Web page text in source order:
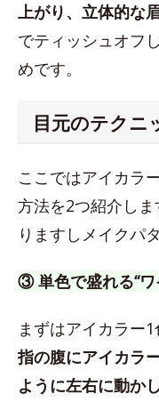
上がり、立体的な
でティッシュオフ
めです。
目元のテクニ
ここではアイカラ
方法を2つ紹介し
りますしメイクパ
③ 単色で盛れる“ワ
まずはアイカラー1
指の腹にアイカラ
ように左右に動か